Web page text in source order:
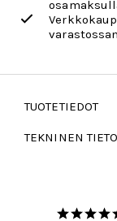
TUOTETIEDOT
TEKNINEN TIETO